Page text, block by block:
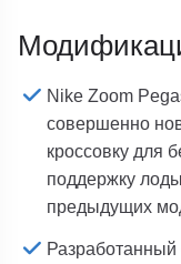
Nike Zoom
совершенно
кроссовку для
поддержку
предыдущих
Разработанный